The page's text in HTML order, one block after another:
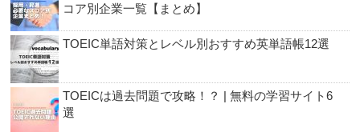
コア別企業一覧【まとめ】
TOEIC単語対策とレベル別おすすめ英単語帳12選
TOEICは過去問題で攻略！？ | 無料の学習サイト6
選